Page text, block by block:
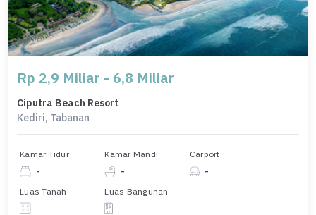
Rp 2,9 Miliar - 6,8 Miliar
Ciputra Beach Resort
Kediri, Tabanan
Kamar Tidur
-
Kamar Mandi
-
Carport
-
Luas Tanah Luas Bangunan